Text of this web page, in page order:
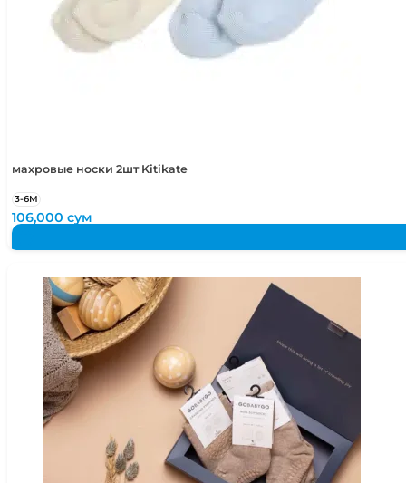
1,5-2 года
1,5-4 года
махровые носки 2шт Kitikate
3-6М
106,000сум